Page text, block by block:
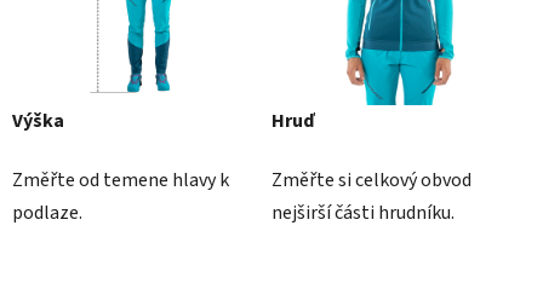
Výška
Změřte od temene hlavy k
podlaze.
Hruď
Změřte si celkový obvod
nejširší části hrudníku.